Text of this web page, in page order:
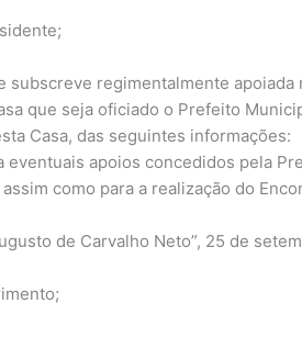
subscreve regimentalmente
que seja oficiado o Prefeito
Casa, das seguintes informações:
apoios concedidos pela
como para a realização do
de Carvalho Neto”, 25 de